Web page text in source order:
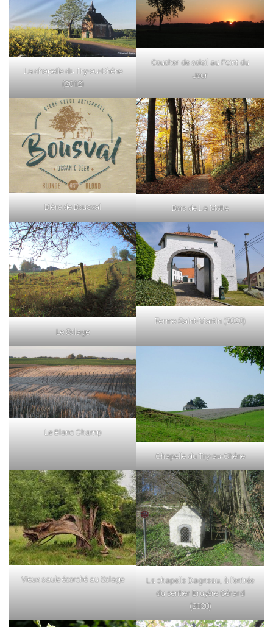
La chapelle du Try-au-Chêne
(2012)
Coucher de soleil au Point du
Jour
Bière de Bousval Bois de La Motte
Le Sclage
Ferme Saint-Martin (2020)
Le Blanc Champ
Chapelle du Try-au-Chêne
Vieux saule écorché au Sclage
La chapelle Dagneau, à l’entrée
du sentier Bruyère Gérard
(2020)